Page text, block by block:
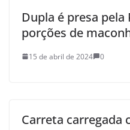
Dupla é presa
porções de
15 de abril de 2024 0
Carreta carregada